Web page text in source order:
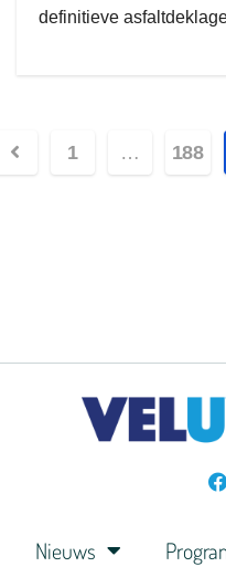
definitieve
1 … 188
Nieuws